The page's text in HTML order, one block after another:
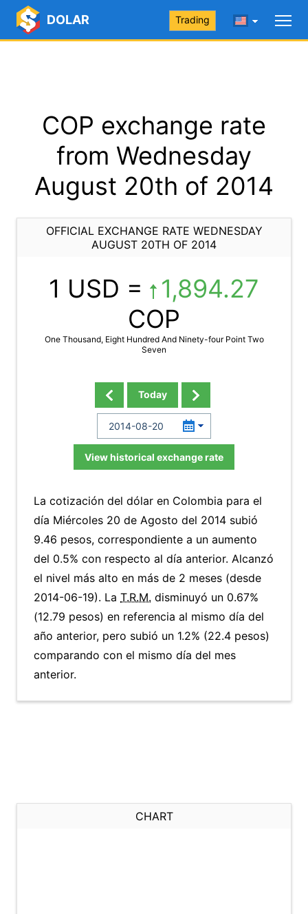
DOLAR Trading
COP exchange rate
from Wednesday
August 20th of 2014
OFFICIAL EXCHANGE RATE WEDNESDAY
AUGUST 20TH OF 2014
1 USD =
1,894.27
COP
One Thousand, Eight Hundred And Ninety-four Point Two
Seven
Today
View historical exchange rate
La cotización del dólar en Colombia para el
día Miércoles 20 de Agosto del 2014 subió
9.46 pesos, correspondiente a un aumento
del 0.5% con respecto al día anterior. Alcanzó
el nivel más alto en más de 2 meses (desde
2014-06-19). La T.R.M. disminuyó un 0.67%
(12.79 pesos) en referencia al mismo día del
año anterior, pero subió un 1.2% (22.4 pesos)
comparando con el mismo día del mes
anterior.
CHART